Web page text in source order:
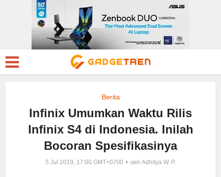
Berita
Infinix Umumkan Waktu Rilis
Infinix S4 di Indonesia. Inilah
Bocoran Spesifikasinya
5 Jul 2019, 17:00 GMT+0700 oleh Adhitya W. P.